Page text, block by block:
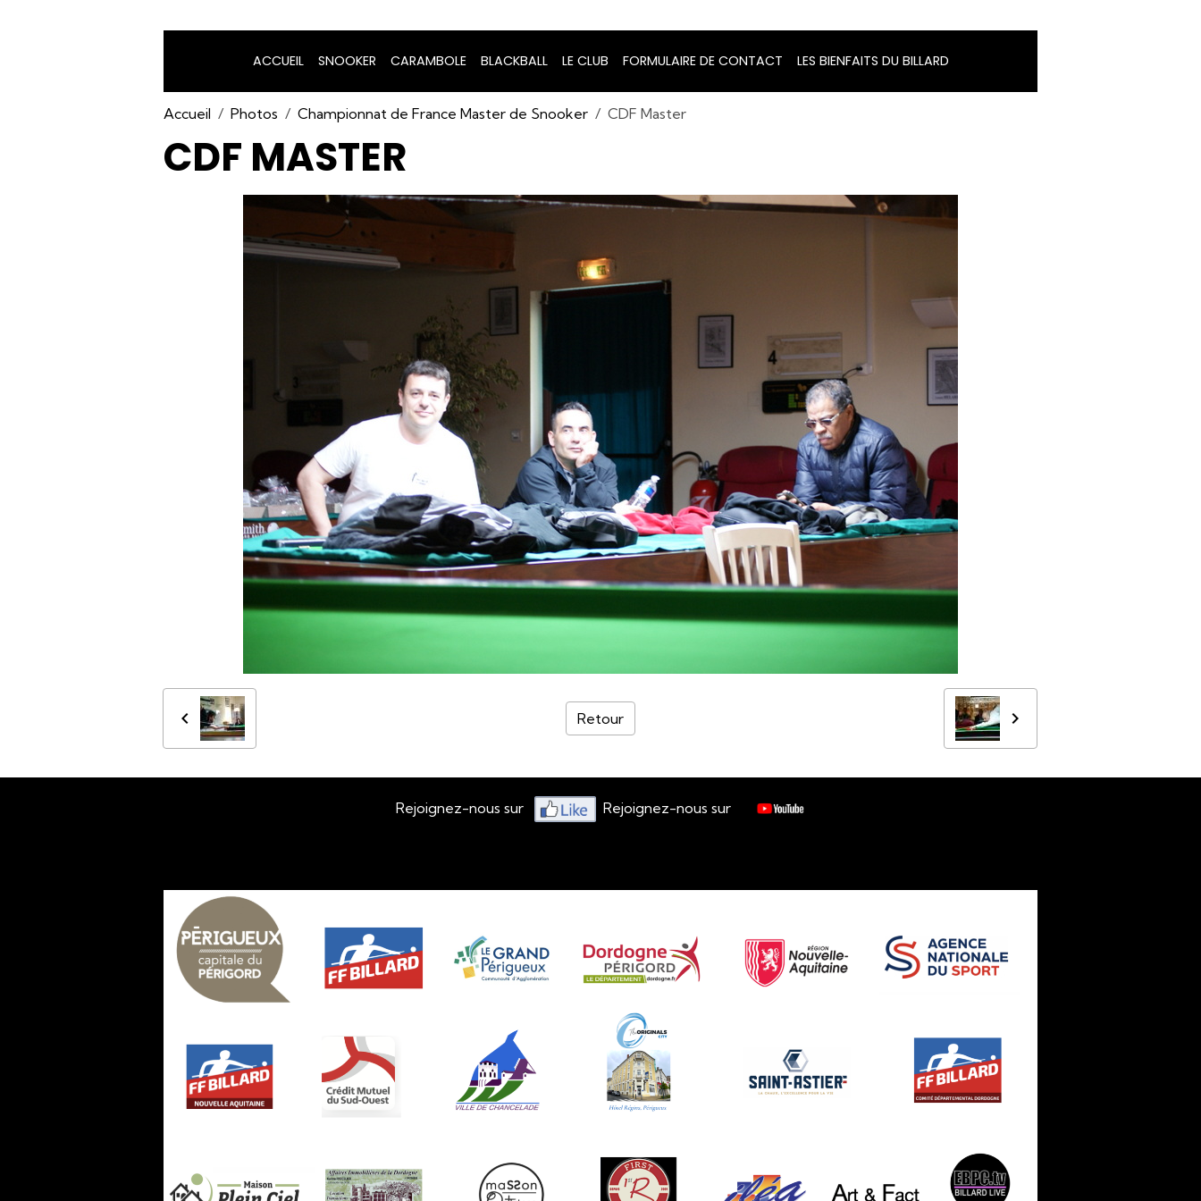
ACCUEIL SNOOKER CARAMBOLE BLACKBALL LE CLUB FORMULAIRE DE CONTACT LES BIENFAITS DU BILLARD
Accueil Photos Championnat de France Master de Snooker CDF Master
CDF MASTER
Retour
Rejoignez-nous sur Rejoignez-nous sur